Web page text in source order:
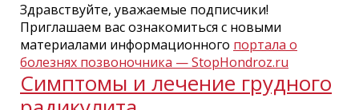
Здравствуйте, уважаемые подписчики!
Приглашаем вас ознакомиться с новыми
материалами информационного портала о
болезнях позвоночника — StopHondroz.ru
Симптомы и лечение грудного